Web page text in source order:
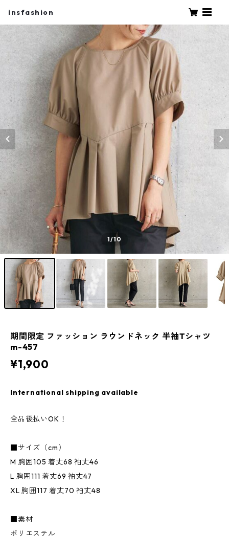
insfashion
1/10
期間限定 ファッション ラウンドネック 半袖Tシャツ
m-457
¥1,900
International shipping available
全品後払いOK！
■サイズ（cm）
M 胸囲105 着丈68 袖丈46
L 胸囲111 着丈69 袖丈47
XL 胸囲117 着丈70 袖丈48
■素材
ポリエステル